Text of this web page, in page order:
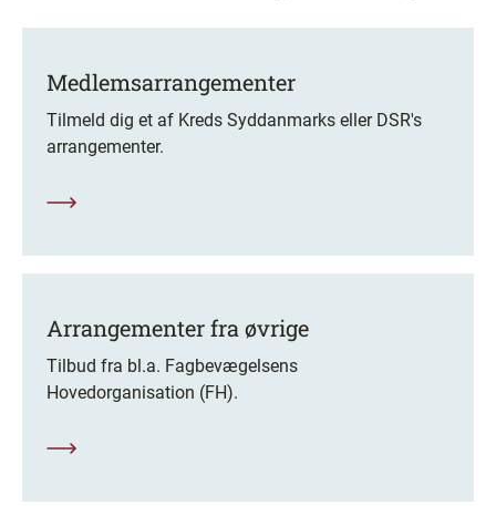
Medlemsarrangementer
Tilmeld dig et af Kreds Syddanmarks eller DSR's
arrangementer.
Arrangementer fra øvrige
Tilbud fra bl.a. Fagbevægelsens
Hovedorganisation (FH).